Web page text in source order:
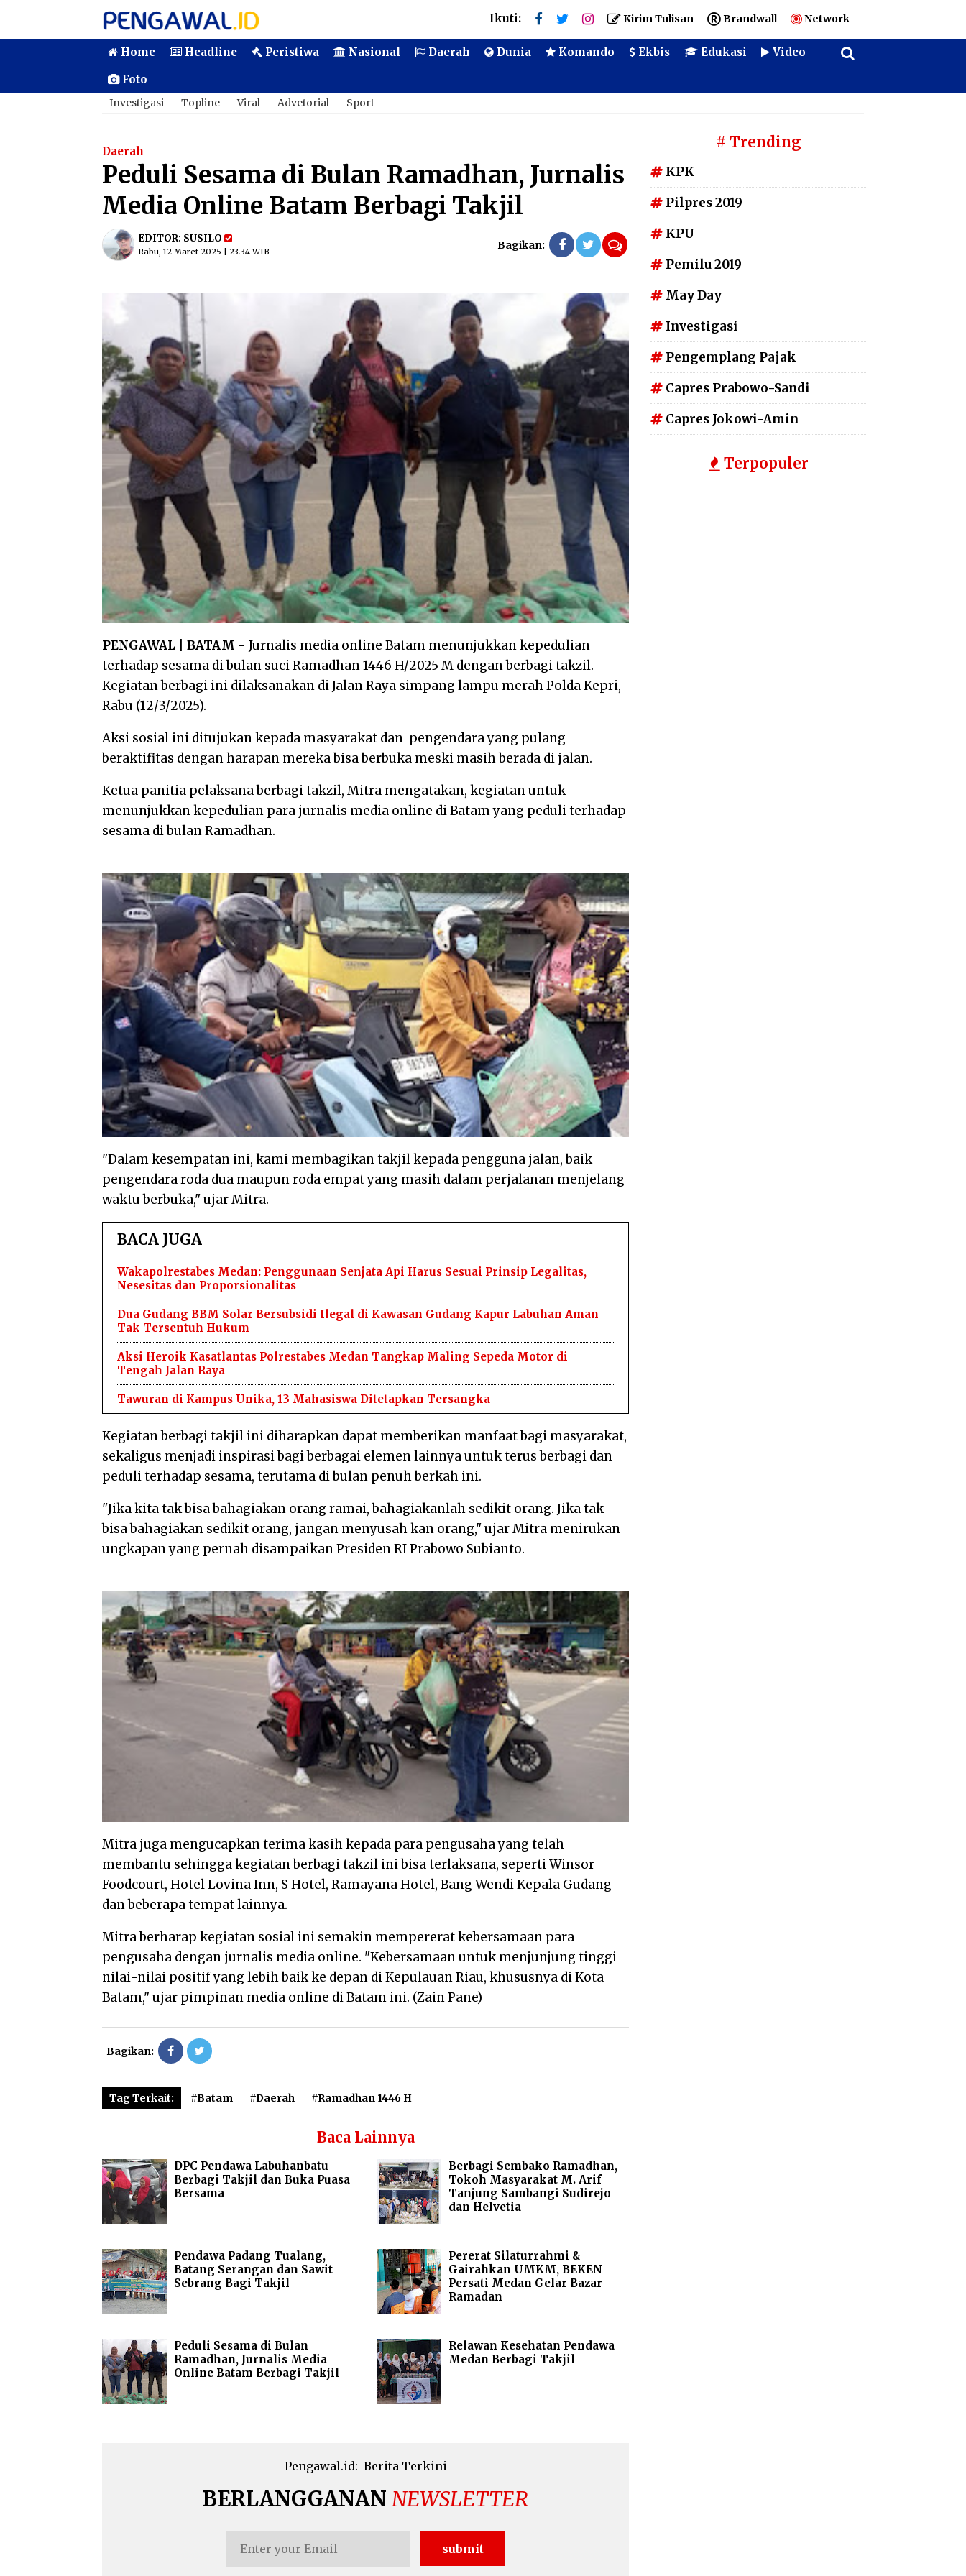
Ikuti: Kirim Tulisan Brandwall Network
Home Headline Peristiwa Nasional Daerah Dunia Komando Ekbis Edukasi
Video
Foto
Investigasi Topline Viral Advetorial Sport
Daerah
Peduli Sesama di Bulan Ramadhan, Jurnalis
Media Online Batam Berbagi Takjil
EDITOR: SUSILO
Rabu, 12 Maret 2025 | 23.34 WIB Bagikan:
Ko
me
nta
r
PENGAWAL | BATAM - Jurnalis media online Batam menunjukkan kepedulian
terhadap sesama di bulan suci Ramadhan 1446 H/2025 M dengan berbagi takzil.
Kegiatan berbagi ini dilaksanakan di Jalan Raya simpang lampu merah Polda Kepri,
Rabu (12/3/2025).
Aksi sosial ini ditujukan kepada masyarakat dan pengendara yang pulang
beraktifitas dengan harapan mereka bisa berbuka meski masih berada di jalan.
Ketua panitia pelaksana berbagi takzil, Mitra mengatakan, kegiatan untuk
menunjukkan kepedulian para jurnalis media online di Batam yang peduli terhadap
sesama di bulan Ramadhan.
"Dalam kesempatan ini, kami membagikan takjil kepada pengguna jalan, baik
pengendara roda dua maupun roda empat yang masih dalam perjalanan menjelang
waktu berbuka," ujar Mitra.
BACA JUGA
Wakapolrestabes Medan: Penggunaan Senjata Api Harus Sesuai Prinsip Legalitas,
Nesesitas dan Proporsionalitas
Dua Gudang BBM Solar Bersubsidi Ilegal di Kawasan Gudang Kapur Labuhan Aman
Tak Tersentuh Hukum
Aksi Heroik Kasatlantas Polrestabes Medan Tangkap Maling Sepeda Motor di
Tengah Jalan Raya
Tawuran di Kampus Unika, 13 Mahasiswa Ditetapkan Tersangka
Kegiatan berbagi takjil ini diharapkan dapat memberikan manfaat bagi masyarakat,
sekaligus menjadi inspirasi bagi berbagai elemen lainnya untuk terus berbagi dan
peduli terhadap sesama, terutama di bulan penuh berkah ini.
"Jika kita tak bisa bahagiakan orang ramai, bahagiakanlah sedikit orang. Jika tak
bisa bahagiakan sedikit orang, jangan menyusah kan orang," ujar Mitra menirukan
ungkapan yang pernah disampaikan Presiden RI Prabowo Subianto.
Mitra juga mengucapkan terima kasih kepada para pengusaha yang telah
membantu sehingga kegiatan berbagi takzil ini bisa terlaksana, seperti Winsor
Foodcourt, Hotel Lovina Inn, S Hotel, Ramayana Hotel, Bang Wendi Kepala Gudang
dan beberapa tempat lainnya.
Mitra berharap kegiatan sosial ini semakin mempererat kebersamaan para
pengusaha dengan jurnalis media online. "Kebersamaan untuk menjunjung tinggi
nilai-nilai positif yang lebih baik ke depan di Kepulauan Riau, khususnya di Kota
Batam," ujar pimpinan media online di Batam ini. (Zain Pane)
Bagikan:
Tag Terkait: #Batam #Daerah #Ramadhan 1446 H
Baca Lainnya
DPC Pendawa Labuhanbatu
Berbagi Takjil dan Buka Puasa
Bersama
Berbagi Sembako Ramadhan,
Tokoh Masyarakat M. Arif
Tanjung Sambangi Sudirejo
dan Helvetia
Pendawa Padang Tualang,
Batang Serangan dan Sawit
Sebrang Bagi Takjil
Pererat Silaturrahmi &
Gairahkan UMKM, BEKEN
Persati Medan Gelar Bazar
Ramadan
Peduli Sesama di Bulan
Ramadhan, Jurnalis Media
Online Batam Berbagi Takjil
Relawan Kesehatan Pendawa
Medan Berbagi Takjil
Pengawal.id: Berita Terkini
BERLANGGANAN NEWSLETTER
# Trending
KPK
Pilpres 2019
KPU
Pemilu 2019
May Day
Investigasi
Pengemplang Pajak
Capres Prabowo-Sandi
Capres Jokowi-Amin
Terpopuler